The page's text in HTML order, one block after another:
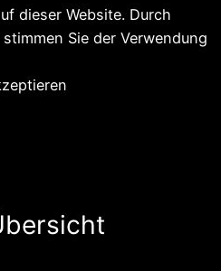
dieser Website. Durch
Sie der Verwendung